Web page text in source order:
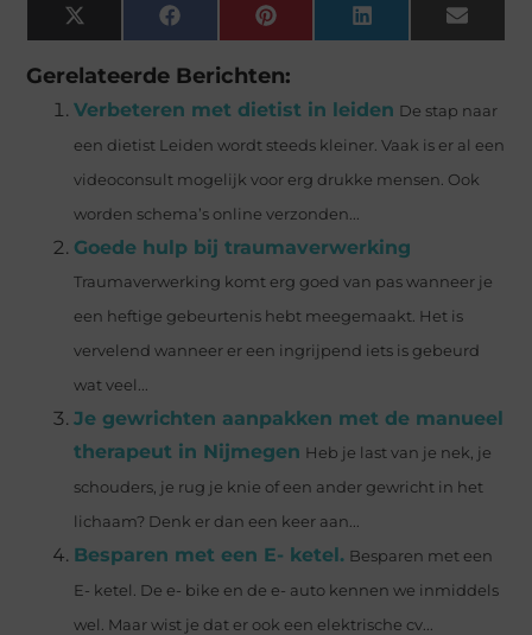
X
(Twitter)
Facebook Pinterest LinkedIn Email
Gerelateerde Berichten:
Verbeteren met dietist in leiden De stap naar
een dietist Leiden wordt steeds kleiner. Vaak is er al een
videoconsult mogelijk voor erg drukke mensen. Ook
worden schema’s online verzonden...
Goede hulp bij traumaverwerking
Traumaverwerking komt erg goed van pas wanneer je
een heftige gebeurtenis hebt meegemaakt. Het is
vervelend wanneer er een ingrijpend iets is gebeurd
wat veel...
Je gewrichten aanpakken met de manueel
therapeut in Nijmegen Heb je last van je nek, je
schouders, je rug je knie of een ander gewricht in het
lichaam? Denk er dan een keer aan...
Besparen met een E- ketel. Besparen met een
E- ketel. De e- bike en de e- auto kennen we inmiddels
wel. Maar wist je dat er ook een elektrische cv...